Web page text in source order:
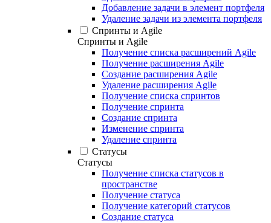
Добавление задачи в элемент портфеля
Удаление задачи из элемента портфеля
Спринты и Agile
Спринты и Agile
Получение списка расширений Agile
Получение расширения Agile
Создание расширения Agile
Удаление расширения Agile
Получение списка спринтов
Получение спринта
Создание спринта
Изменение спринта
Удаление спринта
Статусы
Статусы
Получение списка статусов в
пространстве
Получение статуса
Получение категорий статусов
Создание статуса